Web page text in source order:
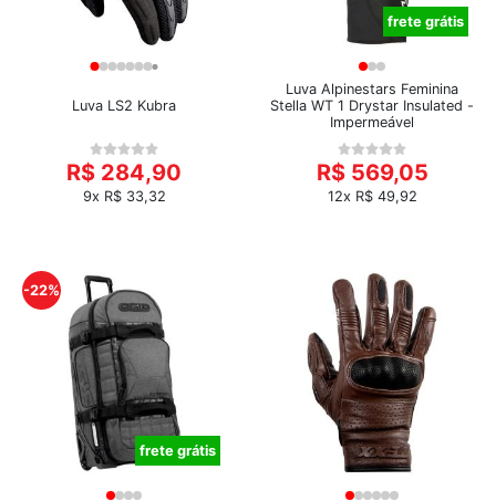
Luva LS2 Kubra
R$ 284,90
9x R$ 33,32
frete grátis
Luva Alpinestars Feminina
Stella WT 1 Drystar Insulated -
Impermeável
R$ 569,05
12x R$ 49,92
-22%
frete grátis